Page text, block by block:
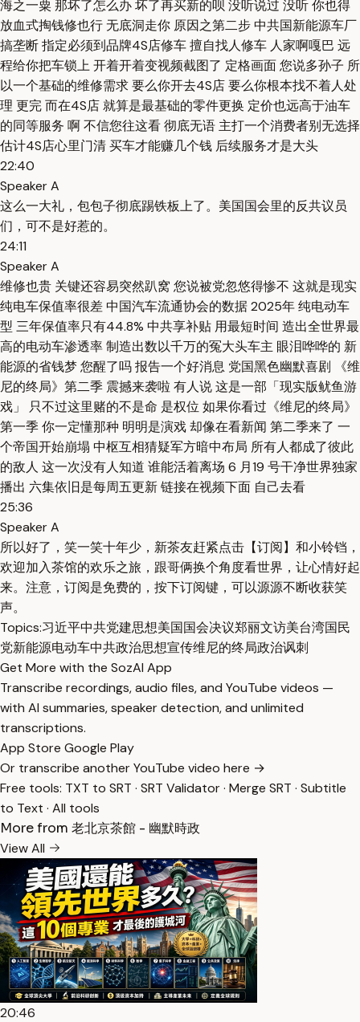
海之一粟 那坏了怎么办 坏了再买新的呗 没听说过 没听 你也得
放血式掏钱修也行 无底洞走你 原因之第二步 中共国新能源车厂
搞垄断 指定必须到品牌4S店修车 擅自找人修车 人家啊嘎巴 远
程给你把车锁上 开着开着变视频截图了 定格画面 您说多孙子 所
以一个基础的维修需求 要么你开去4S店 要么你根本找不着人处
理 更完 而在4S店 就算是最基础的零件更换 定价也远高于油车
的同等服务 啊 不信您往这看 彻底无语 主打一个消费者别无选择
估计4S店心里门清 买车才能赚几个钱 后续服务才是大头
22:40
Speaker A
这么一大礼，包包子彻底踢铁板上了。美国国会里的反共议员
们，可不是好惹的。
24:11
Speaker A
维修也贵 关键还容易突然趴窝 您说被党忽悠得惨不 这就是现实
纯电车保值率很差 中国汽车流通协会的数据 2025年 纯电动车
型 三年保值率只有44.8% 中共享补贴 用最短时间 造出全世界最
高的电动车渗透率 制造出数以千万的冤大头车主 眼泪哗哗的 新
能源的省钱梦 您醒了吗 报告一个好消息 党国黑色幽默喜剧 《维
尼的终局》第二季 震撼来袭啦 有人说 这是一部「现实版鱿鱼游
戏」 只不过这里赌的不是命 是权位 如果你看过《维尼的终局》
第一季 你一定懂那种 明明是演戏 却像在看新闻 第二季来了 一
个帝国开始崩塌 中枢互相猜疑军方暗中布局 所有人都成了彼此
的敌人 这一次没有人知道 谁能活着离场 6 月19 号干净世界独家
播出 六集依旧是每周五更新 链接在视频下面 自己去看
25:36
Speaker A
所以好了，笑一笑十年少，新茶友赶紧点击【订阅】和小铃铛，
欢迎加入茶馆的欢乐之旅，跟哥俩换个角度看世界，让心情好起
来。注意，订阅是免费的，按下订阅键，可以源源不断收获笑
声。
Topics:习近平中共党建思想美国国会决议郑丽文访美台湾国民
党新能源电动车中共政治思想宣传维尼的终局政治讽刺
Get More with the SozAI App
Transcribe recordings, audio files, and YouTube videos —
with AI summaries, speaker detection, and unlimited
transcriptions.
App Store Google Play
Or transcribe another YouTube video here →
Free tools: TXT to SRT · SRT Validator· Merge SRT · Subtitle
to Text · All tools
More from 老北京茶館 - 幽默時政
View All
20:46